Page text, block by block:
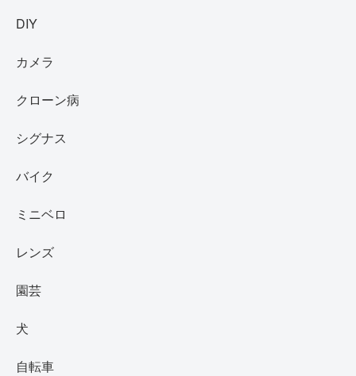
DIY
カメラ
クローン病
シグナス
バイク
ミニベロ
レンズ
園芸
犬
自転車